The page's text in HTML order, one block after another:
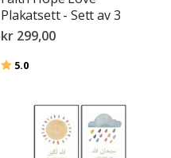
Plakatsett - Sett av 3
kr 299,00
Karakter:
5.0